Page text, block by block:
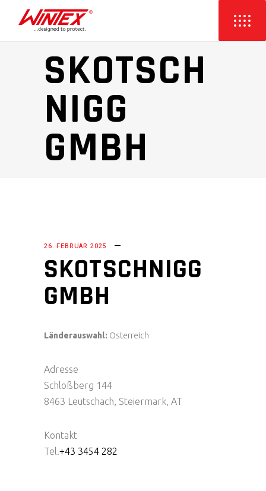
SKOTSCH
NIGG
GMBH
26. FEBRUAR 2025
SKOTSCHNIGG
GMBH
Länderauswahl: Österreich
Adresse
Schloßberg 144
8463 Leutschach, Steiermark, AT
Kontakt
Tel.+43 3454 282